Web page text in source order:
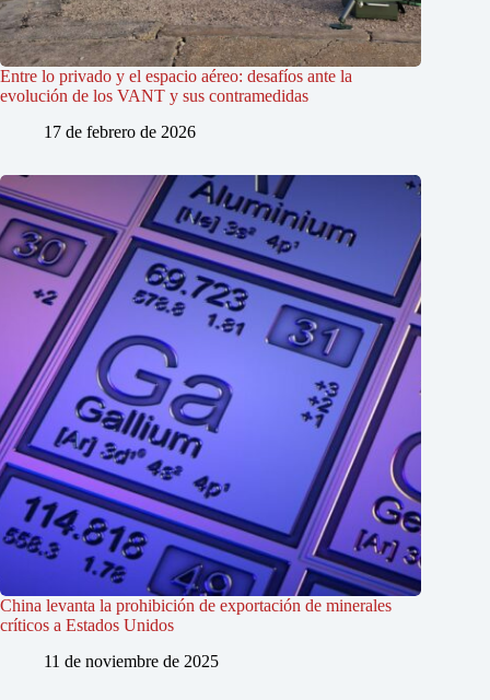
Entre lo privado y el espacio aéreo: desafíos ante la
evolución de los VANT y sus contramedidas
17 de febrero de 2026
China levanta la prohibición de exportación de minerales
críticos a Estados Unidos
11 de noviembre de 2025